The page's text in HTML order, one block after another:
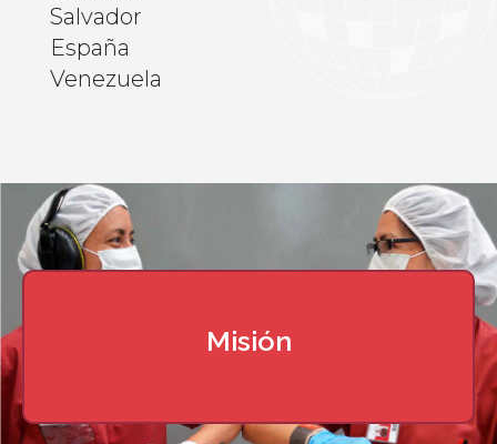
Salvador
España
Venezuela
Misión